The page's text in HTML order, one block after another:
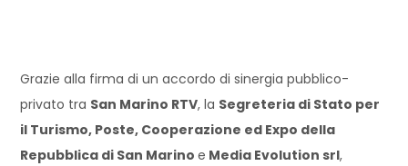
Grazie alla firma di un accordo di sinergia pubblico-
privato tra San Marino RTV, la Segreteria di Stato per
il Turismo, Poste, Cooperazione ed Expo della
Repubblica di San Marinoe Media Evolution srl,